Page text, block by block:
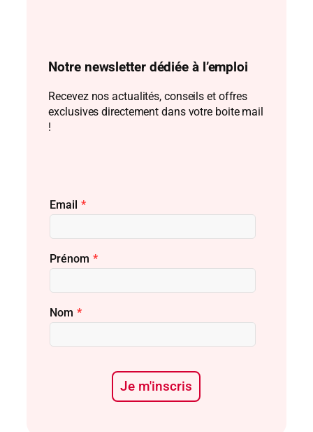
Notre newsletter dédiée à l’emploi
Recevez nos actualités, conseils et offres
exclusives directement dans votre boite mail
!
Email *
Prénom *
Nom *